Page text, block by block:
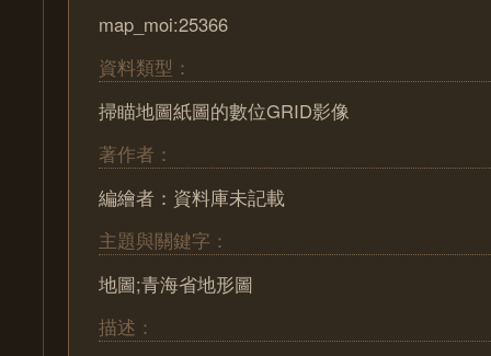
map_moi:25366
資料類型：
掃瞄地圖紙圖的數位GRID影像
著作者：
編繪者：資料庫未記載
主題與關鍵字：
地圖;青海省地形圖
描述：